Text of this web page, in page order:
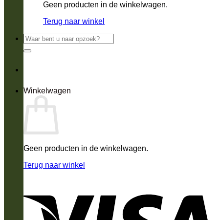
Geen producten in de winkelwagen.
Terug naar winkel
Zoeken
naar:
Winkelwagen
Geen producten in de winkelwagen.
Terug naar winkel